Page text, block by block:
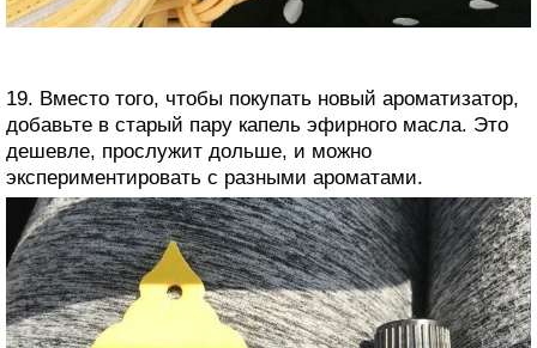
19. Вместо того, чтобы покупать новый ароматизатор,
добавьте в старый пару капель эфирного масла. Это
дешевле, прослужит дольше, и можно
экспериментировать с разными ароматами.